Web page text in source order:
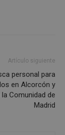
Artículo siguiente
personal para
en Alcorcón y
Comunidad de
Madrid